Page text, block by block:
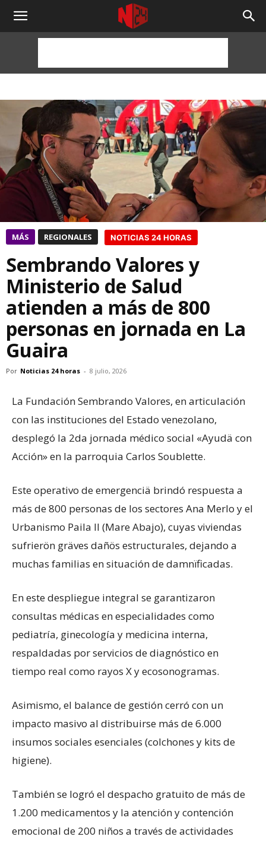
NOTICIAS
HORAS
MÁS REGIONALES NOTICIAS 24 HORAS
Sembrando Valores y
Ministerio de Salud
atienden a más de 800
personas en jornada en La
Guaira
Por Noticias 24 horas - 8 julio, 2026
La Fundación Sembrando Valores, en articulación
con las instituciones del Estado venezolano,
desplegó la 2da jornada médico social «Ayudä con
Acción» en la parroquia Carlos Soublette.
Este operativo de emergenciä brindó respuesta a
más de 800 personas de los sectores Ana Merlo y el
Urbanismo Paila II (Mare Abajo), cuyas viviendas
sufrierön gräves dañös estructurales, dejando a
muchas familias en situación de damnïficadas.
En este despliegue integral se garantizaron
consultas médicas en especialidades como
pediatría, ginecología y medicina interna,
respaldadas por servicios de diagnóstico en
tiempo real como rayos X y ecosonogramas.
Asimismo, el balance de gestión cerró con un
impacto masivo al distribuirse más de 6.000
insumos sociales esenciales (colchones y kits de
higiene).
También se logró el despacho gratuito de más de
1.200 medicamentos y la atención y contención
emocional de 200 niños a través de actividades